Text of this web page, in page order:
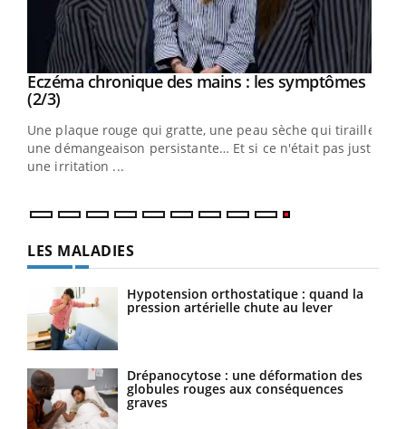
Youtube
Eczéma chronique des mains : les symptômes
(2/3)Youtube
Une plaque rouge qui gratte, une peau sèche qui tiraille,
une démangeaison persistante… Et si ce n'était pas juste
une irritation ...
LES MALADIES
Hypotension orthostatique : quand la
pression artérielle chute au lever
Drépanocytose : une déformation des
globules rouges aux conséquences
graves